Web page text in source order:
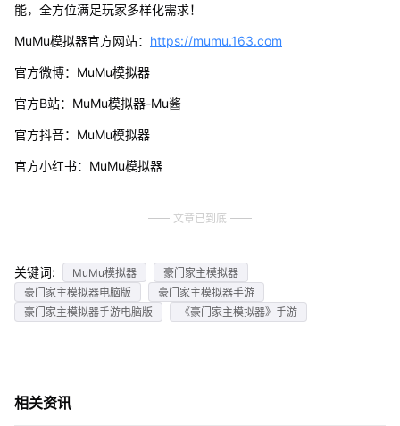
能，全方位满足玩家多样化需求！
MuMu模拟器官方网站： https://mumu.163.com
官方微博：MuMu模拟器
官方B站：MuMu模拟器-Mu酱
官方抖音：MuMu模拟器
官方小红书：MuMu模拟器
文章已到底
关键词: MuMu模拟器
豪门家主模拟器
豪门家主模拟器电脑版
豪门家主模拟器手游
豪门家主模拟器手游电脑版
《豪门家主模拟器》手游
相关资讯